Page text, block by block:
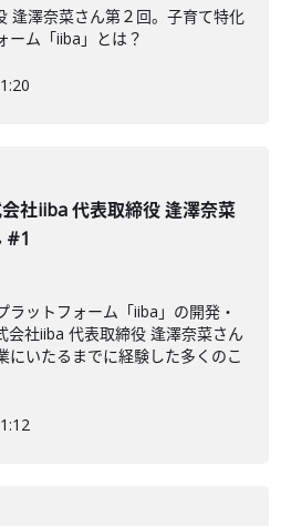
逢澤奈菜さん第２回。子育て特化
ーム「iiba」とは？
社iiba 代表取締役 逢澤奈菜
#1
ラットフォーム「iiba」の開発・
会社iiba 代表取締役 逢澤奈菜さん
にいたるまでに経験した多くのこ